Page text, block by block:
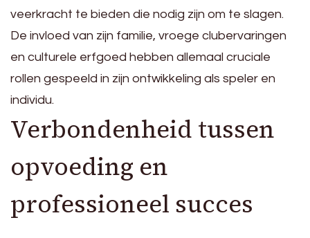
veerkracht te bieden die nodig zijn om te slagen.
De invloed van zijn familie, vroege clubervaringen
en culturele erfgoed hebben allemaal cruciale
rollen gespeeld in zijn ontwikkeling als speler en
individu.
Verbondenheid tussen
opvoeding en
professioneel succes